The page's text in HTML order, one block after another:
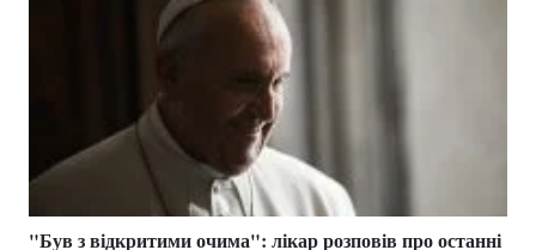
"Був з відкритими очима": лікар розповів про останні